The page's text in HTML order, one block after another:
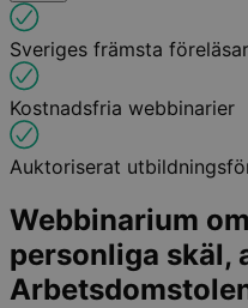
Sveriges främsta
Kostnadsfria webbinarier
Auktoriserat
Webbinarium
personliga skäl,